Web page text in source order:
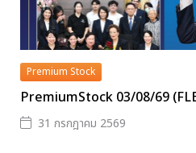
Premium Stock
PremiumStock 03/08/69
31 กรกฎาคม 2569